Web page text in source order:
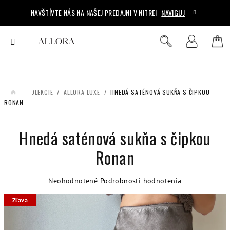
obsah
NAVŠTÍVTE NÁS NA NAŠEJ PREDAJNI V NITRE! NAVIGUJ
DOMOV KOLEKCIE / ALLORA LUXE / HNEDÁ SATÉNOVÁ SUKŇA S ČIPKOU
RONAN
Hnedá saténová sukňa s čipkou
Ronan
Priemerné
Neohodnotené Podrobnosti hodnotenia
Zľava